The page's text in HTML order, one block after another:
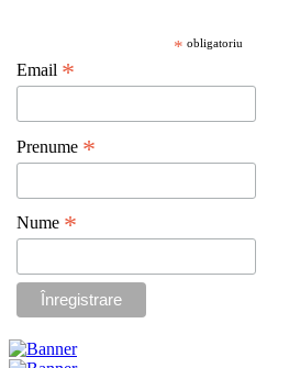
* obligatoriu
Email *
Prenume *
Nume *